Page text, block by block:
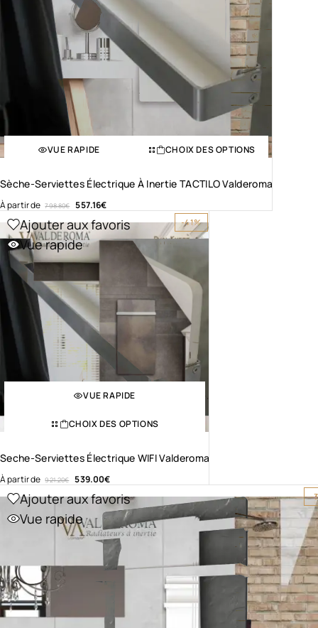
VUE RAPIDE CHOIX DES OPTIONS
Sèche-Serviettes Électrique À Inertie TACTILO Valderoma
À partir de 798.80€ 557.16€
-41%
Ajouter aux favoris
Vue rapide
VUE RAPIDE
CHOIX DES OPTIONS
Seche-Serviettes Électrique WIFI Valderoma
À partir de 921.20€ 539.00€
-
Ajouter aux favoris
Vue rapide